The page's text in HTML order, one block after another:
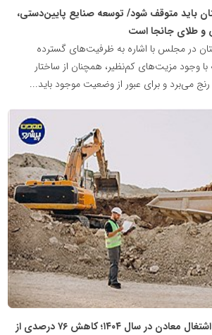
باید متوقف شود/ توسعه صنایع پایین‌دستی،
طلای جانجا است
در مجلس با اشاره به ظرفیت‌های گسترده
وجود مزیت‌های کم‌نظیر، همچنان از ساختار
می‌برد و برای عبور از وضعیت موجود باید...
افت چشمگیر پیش‌بینی اشتغال معادن در سال ۱۴۰۴؛ کاهش ۷۶ درصدی از